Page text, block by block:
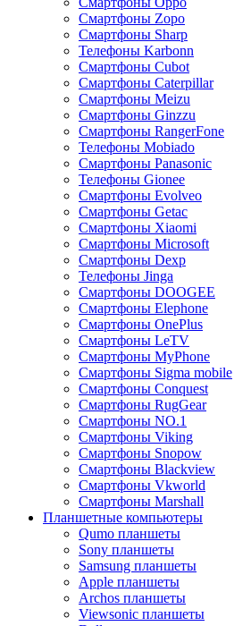
Смартфоны Zopo
Смартфоны Sharp
Телефоны Karbonn
Смартфоны Cubot
Смартфоны Caterpillar
Смартфоны Meizu
Смартфоны Ginzzu
Смартфоны RangerFone
Телефоны Mobiado
Смартфоны Panasonic
Телефоны Gionee
Смартфоны Evolveo
Смартфоны Getac
Смартфоны Xiaomi
Смартфоны Microsoft
Смартфоны Dexp
Телефоны Jinga
Смартфоны DOOGEE
Смартфоны Elephone
Смартфоны OnePlus
Смартфоны LeTV
Смартфоны MyPhone
Смартфоны Sigma mobile
Смартфоны Conquest
Смартфоны RugGear
Смартфоны NO.1
Смартфоны Viking
Смартфоны Snopow
Смартфоны Blackview
Смартфоны Vkworld
Смартфоны Marshall
Планшетные компьютеры
Qumo планшеты
Sony планшеты
Samsung планшеты
Apple планшеты
Archos планшеты
Viewsonic планшеты